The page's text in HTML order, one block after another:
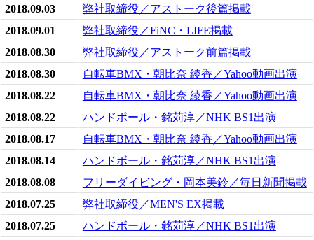
2018.09.03
弊社取締役／アストーク後篇掲載
2018.09.01
弊社取締役／FiNC・LIFE掲載
2018.08.30
弊社取締役／アストーク前篇掲載
2018.08.30
自転車BMX・朝比奈 綾香／Yahoo動画出演
2018.08.22
自転車BMX・朝比奈 綾香／Yahoo動画出演
2018.08.22
ハンドボール・銘苅淳／NHK BS1出演
2018.08.17
自転車BMX・朝比奈 綾香／Yahoo動画出演
2018.08.14
ハンドボール・銘苅淳／NHK BS1出演
2018.08.08
フリーダイビング・岡本美鈴／毎日新聞掲載
2018.07.25
弊社取締役／MEN'S EX掲載
2018.07.25
ハンドボール・銘苅淳／NHK BS1出演